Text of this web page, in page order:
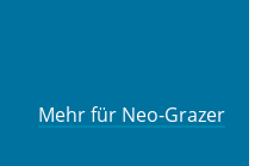
Mehr für Neo-Grazer